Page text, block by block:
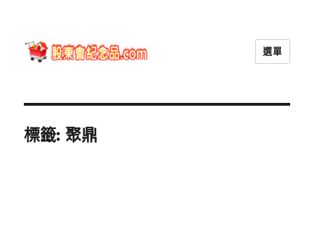
選單
標籤: 聚鼎